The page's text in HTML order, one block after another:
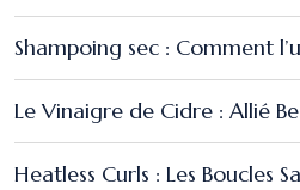
Shampoing sec : Comment
Le Vinaigre de Cidre : Allié
Heatless Curls : Les Boucles